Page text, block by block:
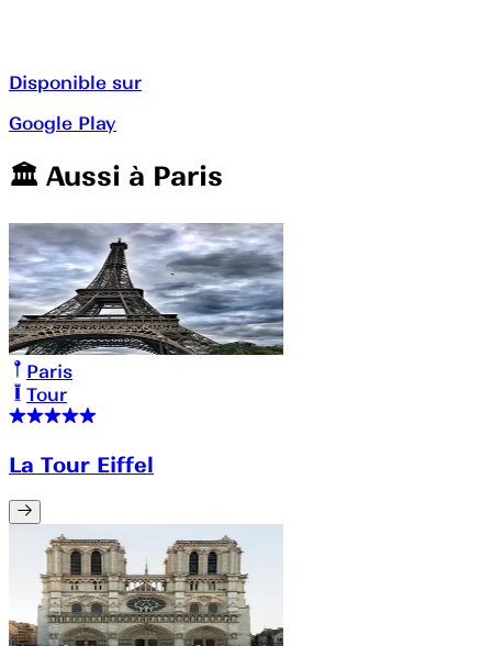
Disponible sur
Google Play
🏛️️ Aussi à Paris
Paris
Tour
La Tour Eiffel